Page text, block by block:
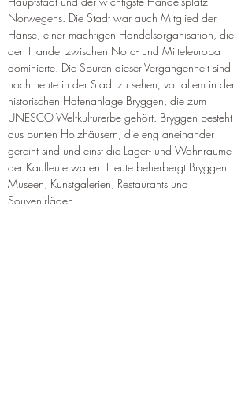
Norwegens. Die Stadt war auch Mitglied der
Hanse, einer mächtigen Handelsorganisation, die
den Handel zwischen Nord- und Mitteleuropa
dominierte. Die Spuren dieser Vergangenheit sind
noch heute in der Stadt zu sehen, vor allem in der
historischen Hafenanlage Bryggen, die zum
UNESCO-Weltkulturerbe gehört. Bryggen besteht
aus bunten Holzhäusern, die eng aneinander
gereiht sind und einst die Lager- und Wohnräume
der Kaufleute waren. Heute beherbergt Bryggen
Museen, Kunstgalerien, Restaurants und
Souvenirläden.